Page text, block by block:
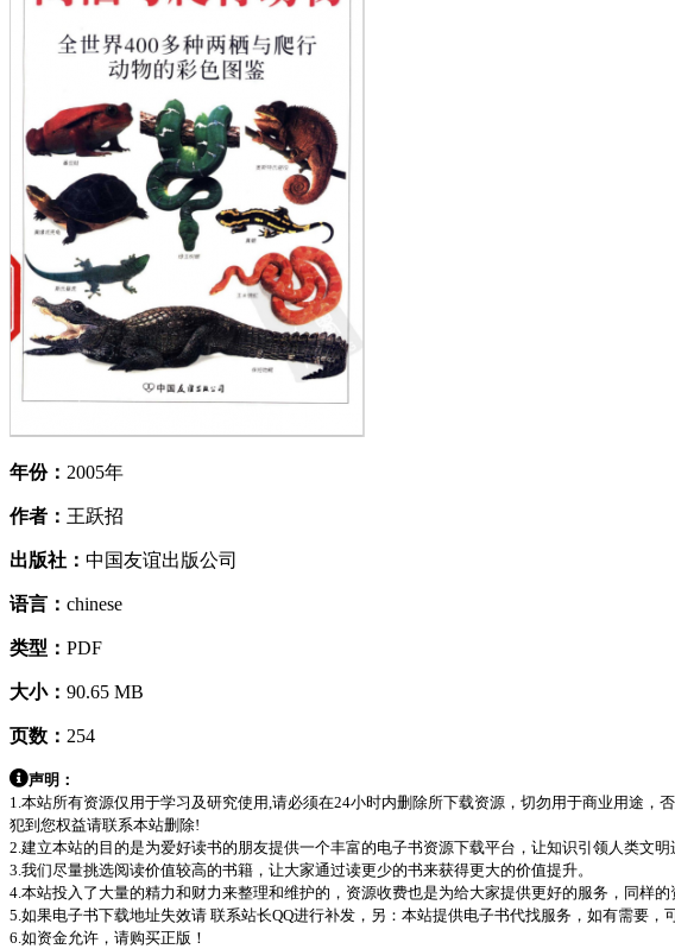
年份： 2005年
作者： 王跃招
出版社： 中国友谊出版公司
语言： chinese
类型： PDF
大小： 90.65 MB
页数： 254
声明：
1.本站所有资源仅用于学习及研究使用,请必须在24小时内删除所下载资源，切勿用于商业用途
犯到您权益请联系本站删除!
2.建立本站的目的是为爱好读书的朋友提供一个丰富的电子书资源下载平台，让知识引领人类文明
3.我们尽量挑选阅读价值较高的书籍，让大家通过读更少的书来获得更大的价值提升。
4.本站投入了大量的精力和财力来整理和维护的，资源收费也是为给大家提供更好的服务，同样
5.如果电子书下载地址失效请 联系站长QQ进行补发，另：本站提供电子书代找服务，如有需要，
6.如资金允许，请购买正版！